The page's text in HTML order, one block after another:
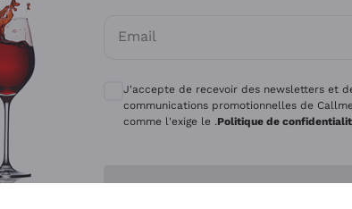
Mascarello Bartolo
Rinaldi Giuseppe
Email
Consentements optionnels pour
J'accepte de recevoir des newsletters et
communications promotionnelles de
comme l'exige le .Politique de
Enregistre-moi